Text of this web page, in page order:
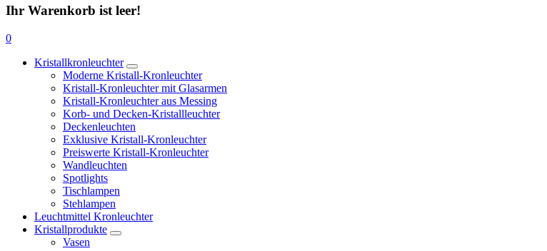
Ihr Warenkorb ist leer!
0
Kristallkronleuchter
Moderne Kristall-Kronleuchter
Kristall-Kronleuchter mit Glasarmen
Kristall-Kronleuchter aus Messing
Korb- und Decken-Kristallleuchter
Deckenleuchten
Exklusive Kristall-Kronleuchter
Preiswerte Kristall-Kronleuchter
Wandleuchten
Spotlights
Tischlampen
Stehlampen
Leuchtmittel Kronleuchter
Kristallprodukte
Vasen